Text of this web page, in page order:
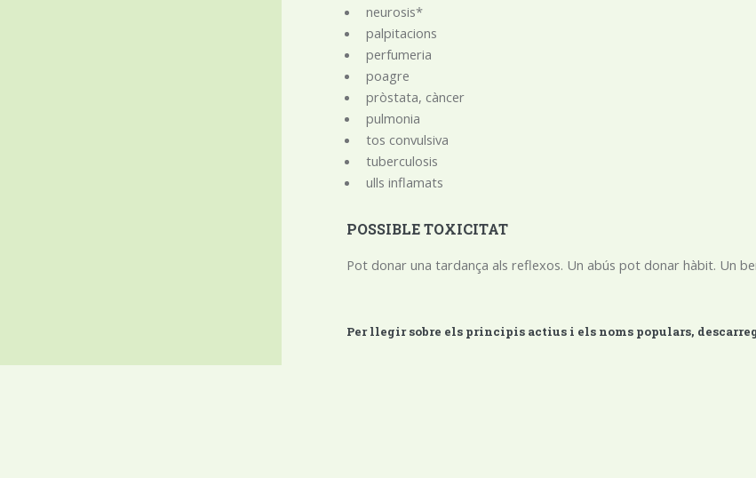
neurosis*
palpitacions
perfumeria
poagre
pròstata, càncer
pulmonia
tos convulsiva
tuberculosis
ulls inflamats
POSSIBLE TOXICITAT
Pot donar una tardança als reflexos. Un abús pot donar hàbit. Un
Per llegir sobre els principis actius i els noms populars,